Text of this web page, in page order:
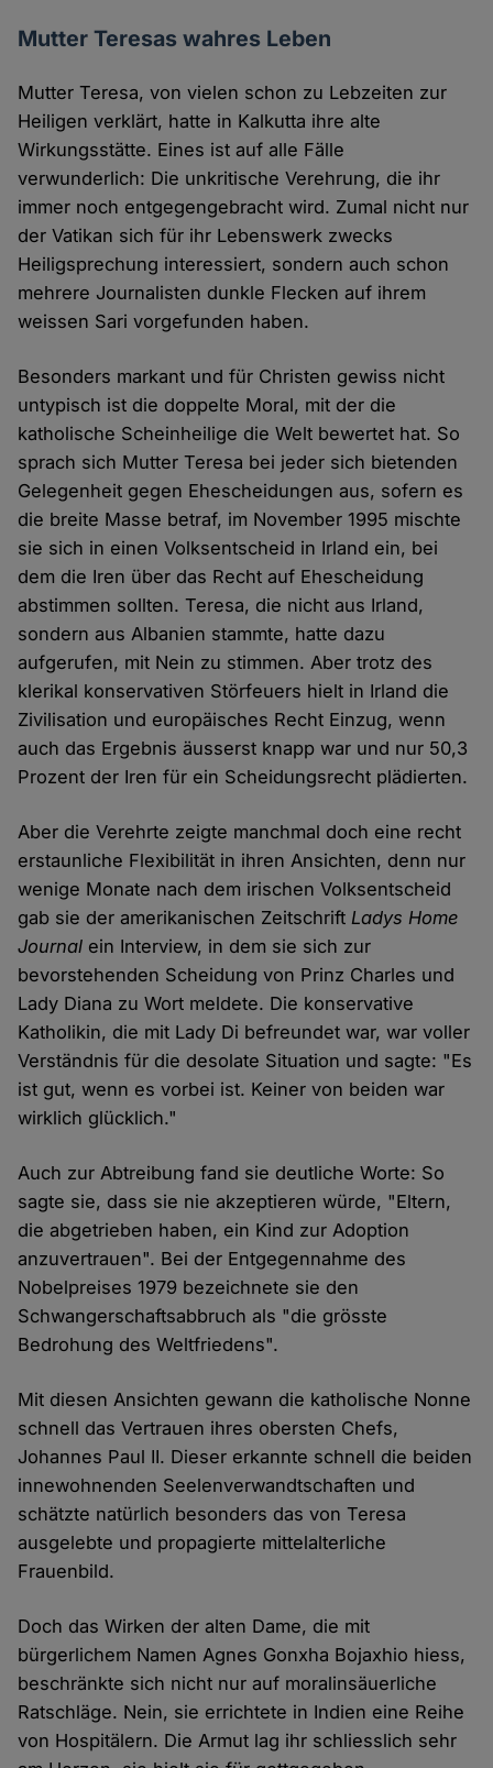
Mutter Teresas wahres Leben
Mutter Teresa, von vielen schon zu Lebzeiten zur
Heiligen verklärt, hatte in Kalkutta ihre alte
Wirkungsstätte. Eines ist auf alle Fälle
verwunderlich: Die unkritische Verehrung, die ihr
immer noch entgegengebracht wird. Zumal nicht nur
der Vatikan sich für ihr Lebenswerk zwecks
Heiligsprechung interessiert, sondern auch schon
mehrere Journalisten dunkle Flecken auf ihrem
weissen Sari vorgefunden haben.
Besonders markant und für Christen gewiss nicht
untypisch ist die doppelte Moral, mit der die
katholische Scheinheilige die Welt bewertet hat. So
sprach sich Mutter Teresa bei jeder sich bietenden
Gelegenheit gegen Ehescheidungen aus, sofern es
die breite Masse betraf, im November 1995 mischte
sie sich in einen Volksentscheid in Irland ein, bei
dem die Iren über das Recht auf Ehescheidung
abstimmen sollten. Teresa, die nicht aus Irland,
sondern aus Albanien stammte, hatte dazu
aufgerufen, mit Nein zu stimmen. Aber trotz des
klerikal konservativen Störfeuers hielt in Irland die
Zivilisation und europäisches Recht Einzug, wenn
auch das Ergebnis äusserst knapp war und nur 50,3
Prozent der Iren für ein Scheidungsrecht plädierten.
Aber die Verehrte zeigte manchmal doch eine recht
erstaunliche Flexibilität in ihren Ansichten, denn nur
wenige Monate nach dem irischen Volksentscheid
gab sie der amerikanischen ZeitschriftLadys Home
Journal ein Interview, in dem sie sich zur
bevorstehenden Scheidung von Prinz Charles und
Lady Diana zu Wort meldete. Die konservative
Katholikin, die mit Lady Di befreundet war, war voller
Verständnis für die desolate Situation und sagte: "Es
ist gut, wenn es vorbei ist. Keiner von beiden war
wirklich glücklich."
Auch zur Abtreibung fand sie deutliche Worte: So
sagte sie, dass sie nie akzeptieren würde, "Eltern,
die abgetrieben haben, ein Kind zur Adoption
anzuvertrauen". Bei der Entgegennahme des
Nobelpreises 1979 bezeichnete sie den
Schwangerschaftsabbruch als "die grösste
Bedrohung des Weltfriedens".
Mit diesen Ansichten gewann die katholische Nonne
schnell das Vertrauen ihres obersten Chefs,
Johannes Paul II. Dieser erkannte schnell die beiden
innewohnenden Seelenverwandtschaften und
schätzte natürlich besonders das von Teresa
ausgelebte und propagierte mittelalterliche
Frauenbild.
Doch das Wirken der alten Dame, die mit
bürgerlichem Namen Agnes Gonxha Bojaxhio hiess,
beschränkte sich nicht nur auf moralinsäuerliche
Ratschläge. Nein, sie errichtete in Indien eine Reihe
von Hospitälern. Die Armut lag ihr schliesslich sehr